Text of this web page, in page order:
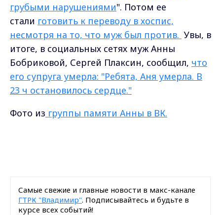
грубыми нарушениями". Потом ее
стали готовить к переводу в хоспис,
несмотря на то, что муж был против. Увы, в
итоге, в социальных сетях муж Анны
Бобриковой, Сергей Плаксин, сообщил, что
его супруга умерла: "Ребята, Аня умерла. В
23 ч остановилось сердце."
Фото из группы памяти Анны в ВК.
Самые свежие и главные новости в макс-канале
ГТРК "Владимир". Подписывайтесь и будьте в
курсе всех событий!